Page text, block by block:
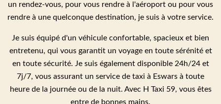
un rendez-vous, pour vous rendre à l'aéroport ou pour vous
rendre à une quelconque destination, je suis à votre service.
Je suis équipé d'un véhicule confortable, spacieux et bien
entretenu, qui vous garantit un voyage en toute sérénité et
en toute sécurité. Je suis également disponible 24h/24 et
7j/7, vous assurant un service de taxi à Eswars à toute
heure de la journée ou de la nuit. Avec H Taxi 59, vous êtes
entre de bonnes mains.